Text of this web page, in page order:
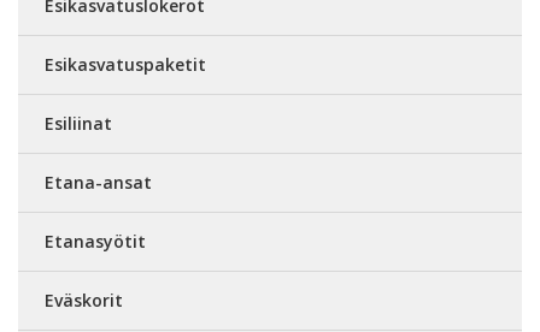
Esikasvatuslokerot
Esikasvatuspaketit
Esiliinat
Etana-ansat
Etanasyötit
Eväskorit